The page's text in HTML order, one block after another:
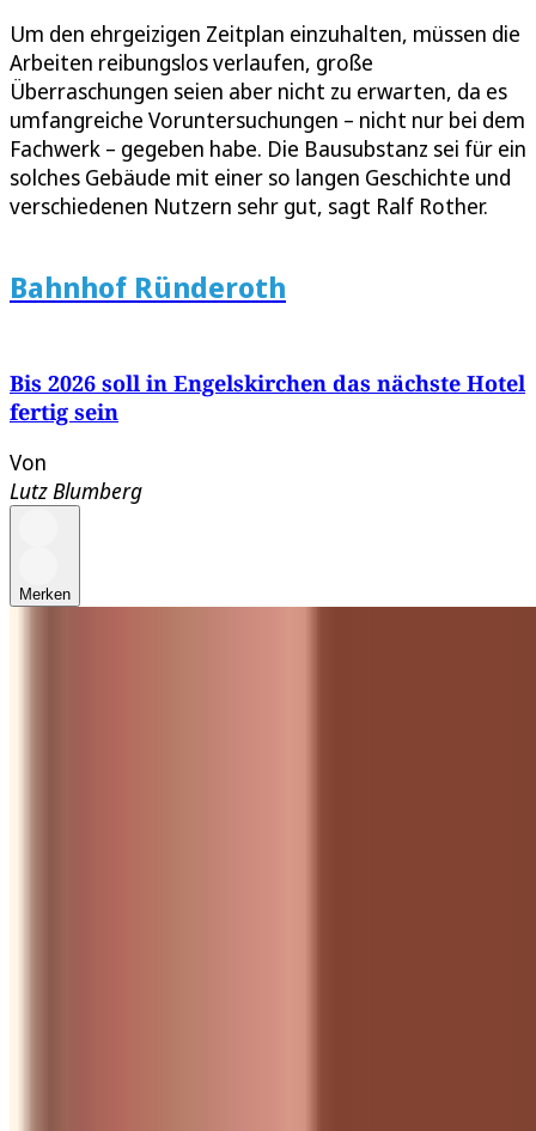
Um den ehrgeizigen Zeitplan einzuhalten, müssen die
Arbeiten reibungslos verlaufen, große
Überraschungen seien aber nicht zu erwarten, da es
umfangreiche Voruntersuchungen – nicht nur bei dem
Fachwerk – gegeben habe. Die Bausubstanz sei für ein
solches Gebäude mit einer so langen Geschichte und
verschiedenen Nutzern sehr gut, sagt Ralf Rother.
Bahnhof Ründeroth
Bis 2026 soll in Engelskirchen das nächste Hotel
fertig sein
Von
Lutz Blumberg
Merken